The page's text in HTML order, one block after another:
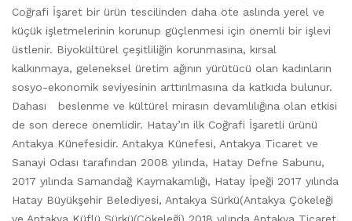
Coğrafi İşaret bir ürün tescilinden daha öte aslında yerel ve
küçük işletmelerinin korunup güçlenmesi için önemli bir işlevi
üstlenir. Biyokültürel çeşitliliğin korunmasına, kırsal
kalkınmaya, geleneksel üretim ağının yürütücü olan kadınların
sosyo-ekonomik seviyesinin arttırılmasına da katkıda bulunur.
Dahası beslenme ve kültürel mirasın devamlılığına olan etkisi
de son derece önemlidir. Hatay’ın ilk Coğrafi İşaretli ürünü
Antakya Künefesidir. Antakya Künefesi, Antakya Ticaret ve
Sanayi Odası tarafından 2008 yılında, Hatay Defne Sabunu,
2017 yılında Samandağ Kaymakamlığı, Hatay İpeği 2017 yılında
Hatay Büyükşehir Belediyesi, Antakya Sürkü(Antakya Çökeleği
ve Antakya Küflü Sürkü(Çökeleği) 2018 yılında Antakya Ticaret